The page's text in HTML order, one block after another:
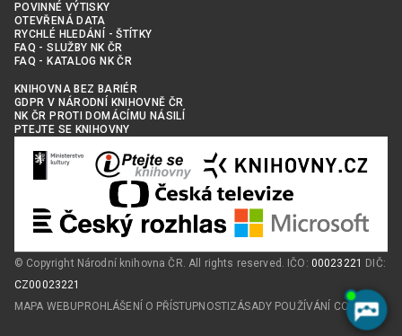
POVINNÉ VÝTISKY
OTEVŘENÁ DATA
RYCHLÉ HLEDÁNÍ - ŠTÍTKY
FAQ - SLUŽBY NK ČR
FAQ - KATALOG NK ČR
KNIHOVNA BEZ BARIÉR
GDPR V NÁRODNÍ KNIHOVNĚ ČR
NK ČR PROTI DOMÁCÍMU NÁSILÍ
PTEJTE SE KNIHOVNY
© Copyright Národní knihovna ČR. All rights reserved. IČO: 00023221 DIČ:
CZ00023221
MAPA WEBU PROHLÁŠENÍ O PŘÍSTUPNOSTI ZÁSADY POUŽÍVÁNÍ COOKIES